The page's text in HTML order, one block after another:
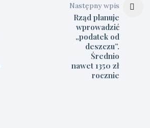
Następny wpis
Rząd planuje
wprowadzić
„podatek od
deszczu”.
Średnio
nawet 1350 zł
rocznie